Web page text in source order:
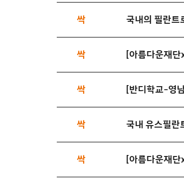
싹 국내의 필란트
싹 [아름다운재단
싹 [반디학교-영
싹 국내 유스필란
싹 [아름다운재단